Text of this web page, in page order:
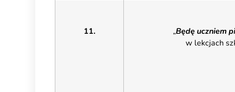
11. „Będę uczniem
w lekcjach